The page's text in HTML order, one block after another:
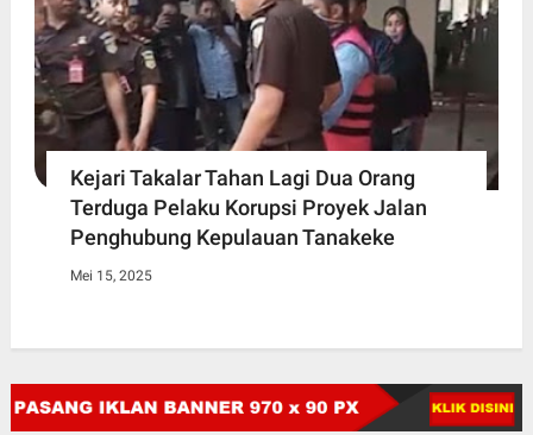
Kejari Takalar Tahan Lagi Dua Orang
Terduga Pelaku Korupsi Proyek Jalan
Penghubung Kepulauan Tanakeke
Mei 15, 2025